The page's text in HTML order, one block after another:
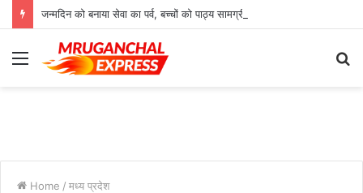
जन्मदिन को बनाया सेवा का पर्व, बच्चों को पाठ्य सामग्री भेंट कर बांटी खुशियां
Menu
Home / मध्य प्रदेश